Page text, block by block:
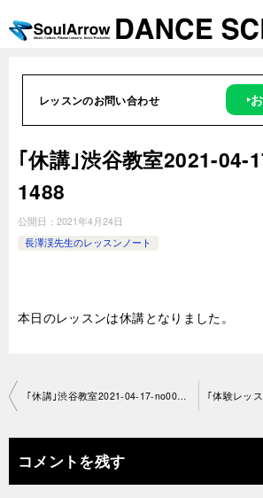
レッスンのお問い合わせ ‣
｢休講｣渋谷教室2021-04-
1488
公開日： 2021年4月24日
長澤渓先生のレッスンノート
本日のレッスンは休講となりました。
投
ナ
ビ
｢休講｣渋谷教室2021-04-17-no0062-1488
コメントを残す